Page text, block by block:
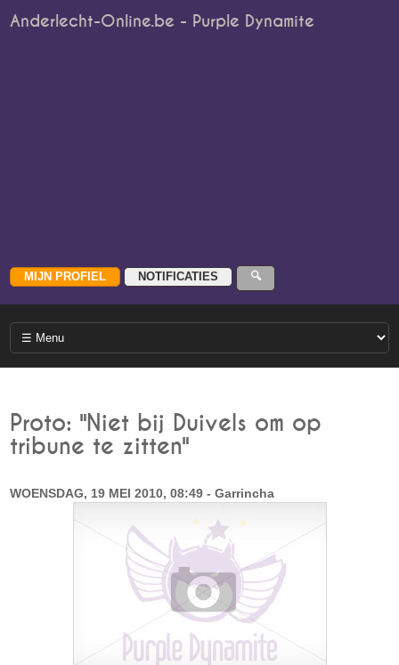
Anderlecht-Online.be - Purple Dynamite
Proto: "Niet bij Duivels om op
tribune te zitten"
WOENSDAG, 19 MEI 2010, 08:49 - Garrincha